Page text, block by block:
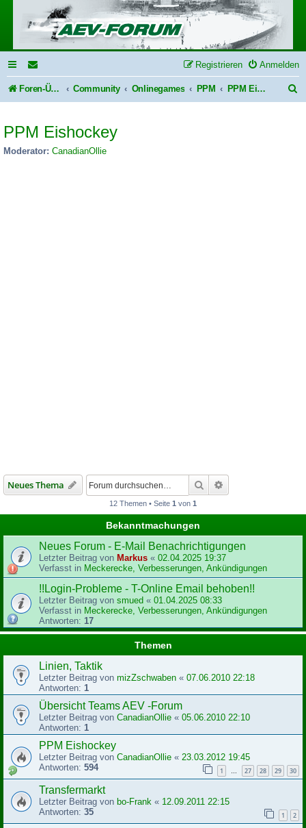
Anmelden
Registrieren
Foren-Übersicht Community Onlinegames PPM PPM Eishockey
PPM Eishockey
Moderator: CanadianOllie
Neues Thema Suche
12 Themen • Seite 1 von 1
Bekanntmachungen
Neues Forum - E-Mail Benachrichtigungen
Letzter Beitrag von Markus « 02.04.2025 19:37
Verfasst in Meckerecke, Verbesserungen, Ankündigungen
!!Login-Probleme - T-Online Email behoben!!
Letzter Beitrag von smued « 01.04.2025 08:33
Verfasst in Meckerecke, Verbesserungen, Ankündigungen
Antworten: 17
Themen
Linien, Taktik
Letzter Beitrag von mizZschwaben « 07.06.2010 22:18
Antworten: 1
Übersicht Teams AEV -Forum
Letzter Beitrag von CanadianOllie « 05.06.2010 22:10
Antworten: 1
PPM Eishockey
Letzter Beitrag von CanadianOllie « 23.03.2012 19:45
Antworten: 594 1 … 27 28 29 30
Transfermarkt
Letzter Beitrag von bo-Frank « 12.09.2011 22:15
Antworten: 35 1 2